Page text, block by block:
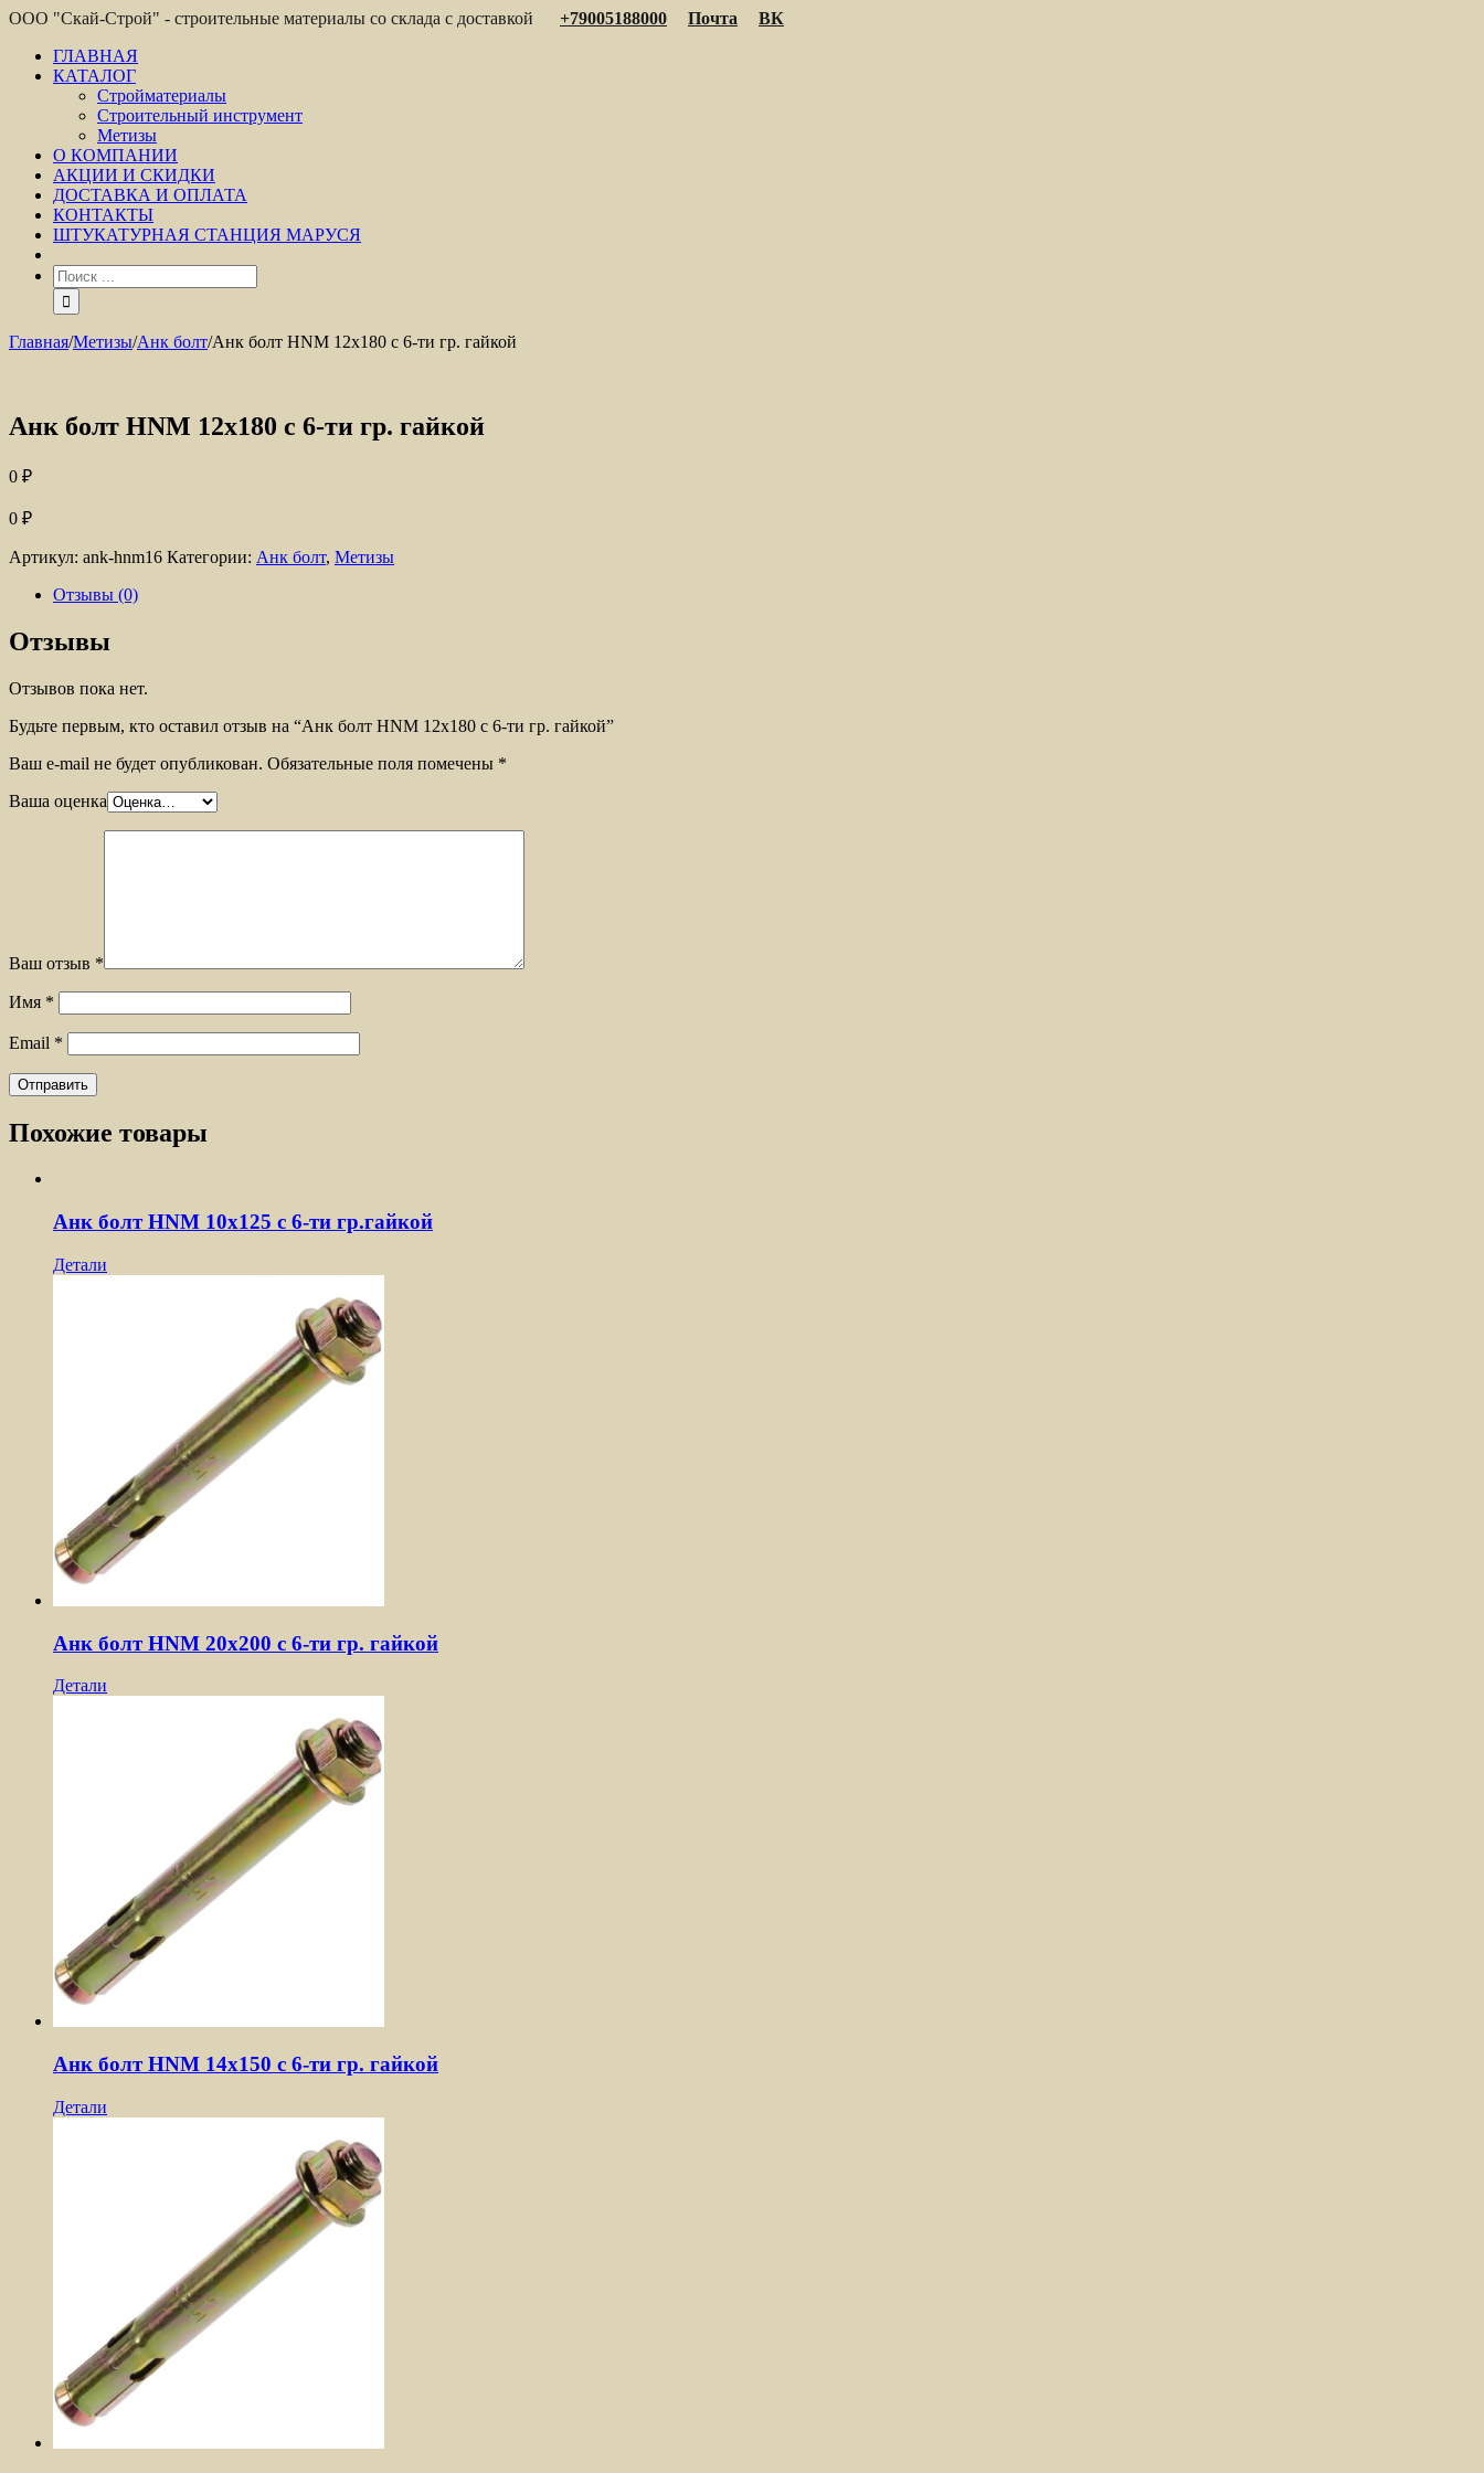
ООО "Скай-Строй" - строительные материалы со склада с доставкой +79005188000 Почта
ВК
ГЛАВНАЯ
КАТАЛОГ
Стройматериалы
Строительный инструмент
Метизы
О КОМПАНИИ
АКЦИИ И СКИДКИ
ДОСТАВКА И ОПЛАТА
КОНТАКТЫ
ШТУКАТУРНАЯ СТАНЦИЯ МАРУСЯ
Главная/Метизы/Анк болт/Анк болт HNM 12х180 с 6-ти гр. гайкой
Анк болт HNM 12х180 с 6-ти гр. гайкой
0 ₽
0 ₽
Артикул: ank-hnm16 Категории: Анк болт, Метизы
Отзывы (0)
Отзывы
Отзывов пока нет.
Будьте первым, кто оставил отзыв на “Анк болт HNM 12х180 с 6-ти гр. гайкой”
Ваш e-mail не будет опубликован. Обязательные поля помечены *
Ваша оценка
Ваш отзыв *
Имя *
Email *
Похожие товары
Анк болт HNM 10х125 с 6-ти гр.гайкой
Детали
Анк болт HNM 20х200 с 6-ти гр. гайкой
Детали
Анк болт HNM 14х150 с 6-ти гр. гайкой
Детали